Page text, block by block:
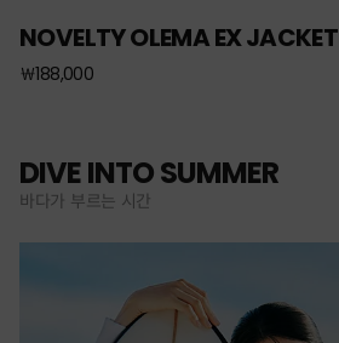
NOVELTY OLEMA EX JACKET
￦188,000
DIVE INTO SUMMER
바다가 부르는 시간